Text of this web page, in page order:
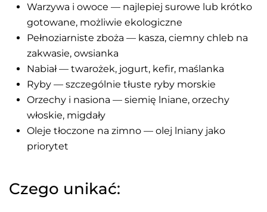
Warzywa i owoce — najlepiej surowe lub krótko
gotowane, możliwie ekologiczne
Pełnoziarniste zboża — kasza, ciemny chleb na
zakwasie, owsianka
Nabiał — twarożek, jogurt, kefir, maślanka
Ryby — szczególnie tłuste ryby morskie
Orzechy i nasiona — siemię lniane, orzechy
włoskie, migdały
Oleje tłoczone na zimno — olej lniany jako
priorytet
Czego unikać: